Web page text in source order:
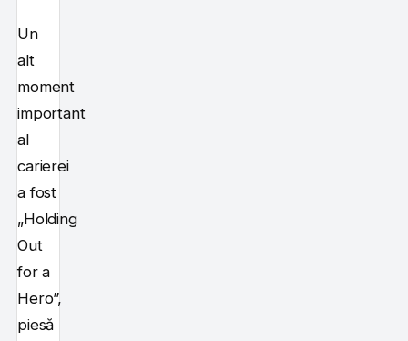
Un
alt
moment
important
al
carierei
a fost
„Holding
Out
for a
Hero”,
piesă